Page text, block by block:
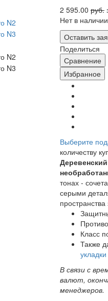
2 595.00руб.
Нет в наличии
Оставить
Поделиться
Сравнение
Избранное
Выберите
количеству
тонах -
серыми
Класс
Также
укладки
В связи с
валют,
менеджеров.